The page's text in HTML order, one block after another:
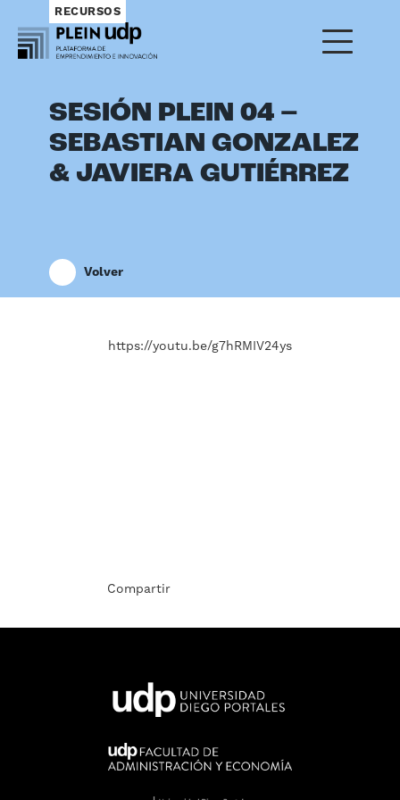
RECURSOS
SESIÓN PLEIN 04 –
SEBASTIAN GONZALEZ
& JAVIERA GUTIÉRREZ
Volver
https://youtu.be/g7hRMIV24ys
Compartir